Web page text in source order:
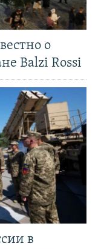
о
Balzi Rossi
в